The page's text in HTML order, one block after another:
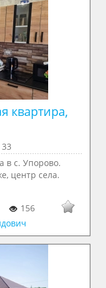
квартира,
в с. Упорово.
центр села.
156